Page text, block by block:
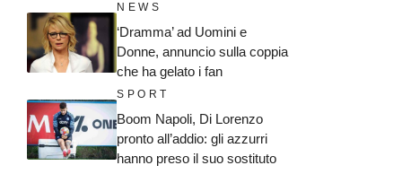
NEWS
‘Dramma’ ad Uomini e
Donne, annuncio sulla coppia
che ha gelato i fan
SPORT
Boom Napoli, Di Lorenzo
pronto all’addio: gli azzurri
hanno preso il suo sostituto